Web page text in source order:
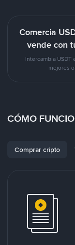
Comercia
vende con
Intercambia USDT
mejores
CÓMO
Comprar cripto